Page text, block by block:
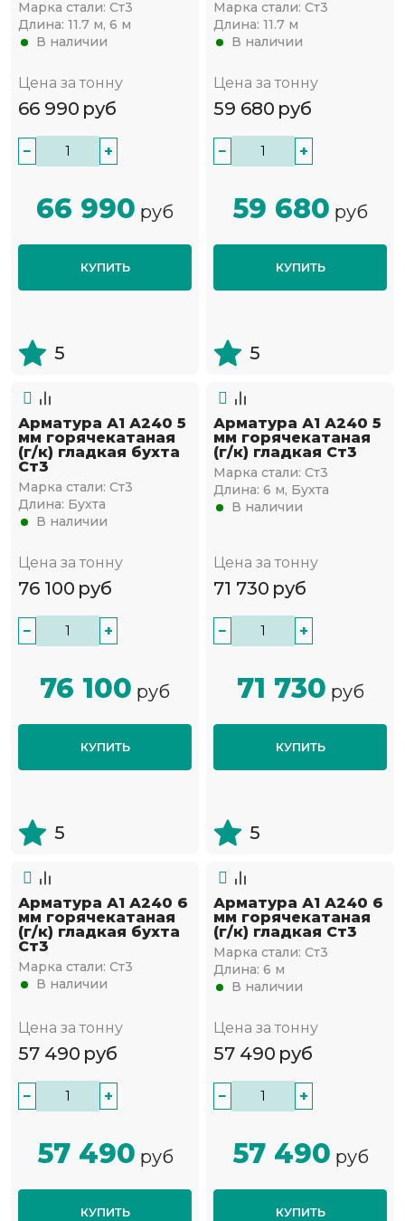
Марка стали: Ст3
Длина: 11.7 м, 6 м
В наличии
Цена за тонну
66 990 руб
− +
66 990 руб
КУПИТЬ
5
Марка стали: Ст3
Длина: 11.7 м
В наличии
Цена за тонну
59 680 руб
− +
59 680 руб
КУПИТЬ
5
Арматура А1 А240 5
мм горячекатаная
(г/к) гладкая бухта
Ст3
Марка стали: Ст3
Длина: Бухта
В наличии
Цена за тонну
76 100 руб
− +
76 100 руб
КУПИТЬ
5
Арматура А1 А240 5
мм горячекатаная
(г/к) гладкая Ст3
Марка стали: Ст3
Длина: 6 м, Бухта
В наличии
Цена за тонну
71 730 руб
− +
71 730 руб
КУПИТЬ
5
Арматура А1 А240 6
мм горячекатаная
(г/к) гладкая бухта
Ст3
Марка стали: Ст3
В наличии
Цена за тонну
57 490 руб
− +
57 490 руб
КУПИТЬ
Арматура А1 А240 6
мм горячекатаная
(г/к) гладкая Ст3
Марка стали: Ст3
Длина: 6 м
В наличии
Цена за тонну
57 490 руб
− +
57 490 руб
КУПИТЬ